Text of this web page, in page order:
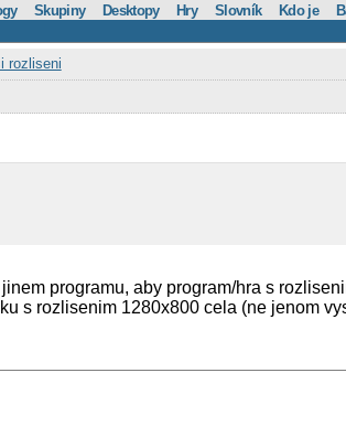
Skupiny Desktopy Hry Slovník Kdo je
rozliseni
programu, aby program/hra s
s rozlisenim 1280x800 cela (ne jenom